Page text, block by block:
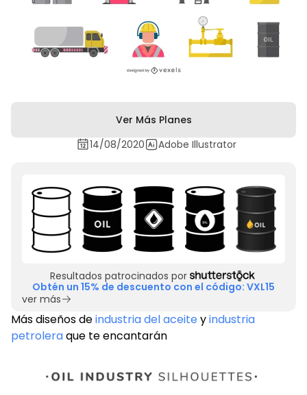
Ver Más Planes
14/08/2020
Adobe Illustrator
Resultados patrocinados por
Obtén un 15% de descuento con el código: VXL15
ver más
Más diseños deindustria del aceiteyindustria
petroleraque te encantarán